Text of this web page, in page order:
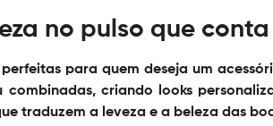
no pulso que
perfeitas para quem deseja um
combinadas, criando looks
traduzem a leveza e a beleza das